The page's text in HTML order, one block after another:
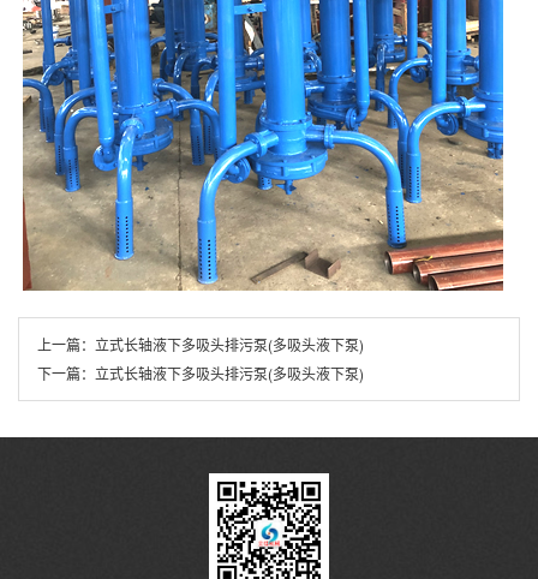
上一篇： 立式长轴液下多吸头排污泵(多吸头液下泵)
下一篇： 立式长轴液下多吸头排污泵(多吸头液下泵)